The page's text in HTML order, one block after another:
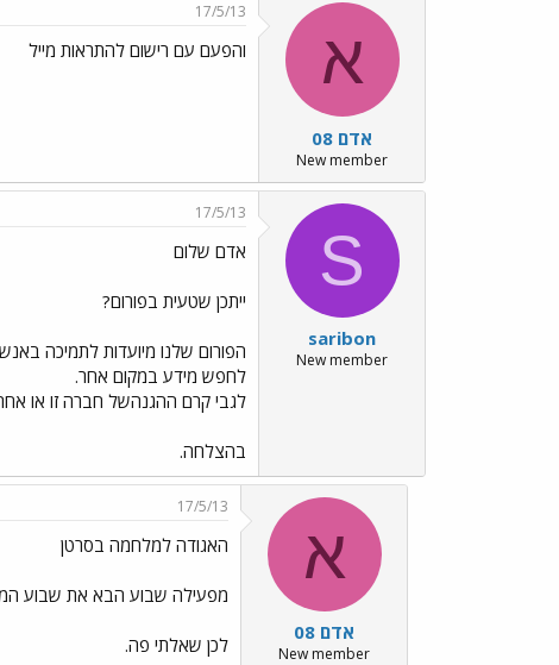
א
אדם 08
New member
17/5/13
והפעם עם רישום להתראות מייל
S
saribon
New member
17/5/13
אדם שלום
ייתכן שטעית בפורום?
הפורום שלנו מיועדות לתמיכה
לחפש מידע במקום אחר.
לגבי קרם ההגנהשל חברה זו או
בהצלחה.
א
אדם 08
New member
17/5/13
האגודה למלחמה בסרטן
מפעילה שבוע הבא את שבוע
לכן שאלתי פה.